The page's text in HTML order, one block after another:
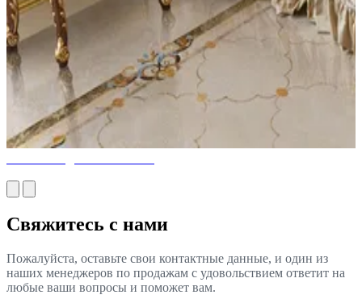
Свяжитесь с нами
Пожалуйста, оставьте свои контактные данные, и один из
наших менеджеров по продажам с удовольствием ответит на
любые ваши вопросы и поможет вам.